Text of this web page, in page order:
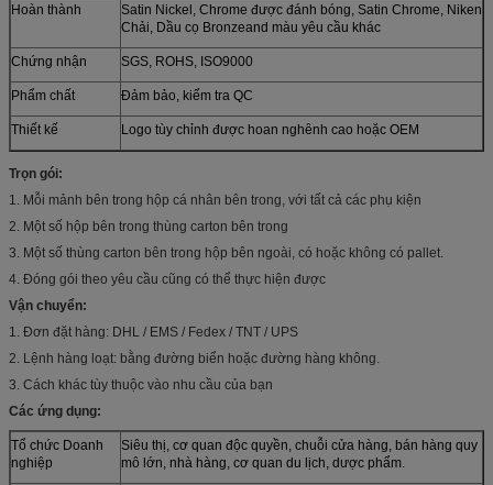
Hoàn thành
Satin Nickel, Chrome được đánh bóng, Satin Chrome, Niken
Chải, Dầu cọ Bronzeand màu yêu cầu khác
Chứng nhận SGS, ROHS, ISO9000
Phẩm chất Đảm bảo, kiểm tra QC
Thiết kế Logo tùy chỉnh được hoan nghênh cao hoặc OEM
Trọn gói:
1. Mỗi mảnh bên trong hộp cá nhân bên trong, với tất cả các phụ kiện
2. Một số hộp bên trong thùng carton bên trong
3. Một số thùng carton bên trong hộp bên ngoài, có hoặc không có pallet.
4. Đóng gói theo yêu cầu cũng có thể thực hiện được
Vận chuyển:
1. Đơn đặt hàng: DHL / EMS / Fedex / TNT / UPS
2. Lệnh hàng loạt: bằng đường biển hoặc đường hàng không.
3. Cách khác tùy thuộc vào nhu cầu của bạn
Các ứng dụng:
Tổ chức Doanh
nghiệp
Siêu thị, cơ quan độc quyền, chuỗi cửa hàng, bán hàng quy
mô lớn, nhà hàng, cơ quan du lịch, dược phẩm.